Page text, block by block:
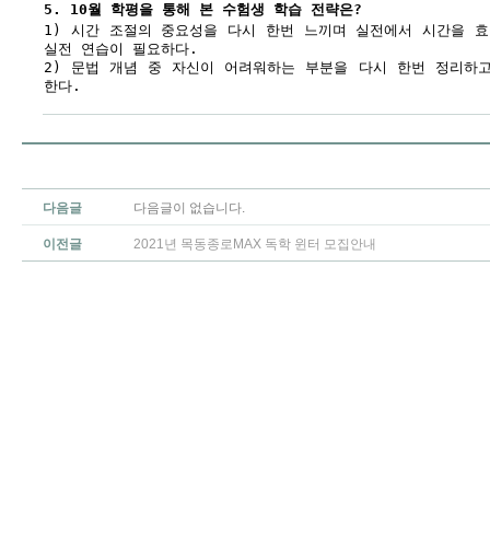
5. 10월 학평을 통해 본 수험생 학습 전략은?
1) 시간 조절의 중요성을 다시 한번 느끼며 실전에서 시간을
실전 연습이 필요하다.
2) 문법 개념 중 자신이 어려워하는 부분을 다시 한번 정리하
한다.
다음글 다음글이 없습니다.
이전글 2021년 목동종로MAX 독학 윈터 모집안내